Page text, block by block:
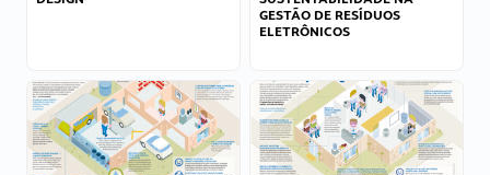
GESTÃO DE RESÍDUOS
ELETRÔNICOS